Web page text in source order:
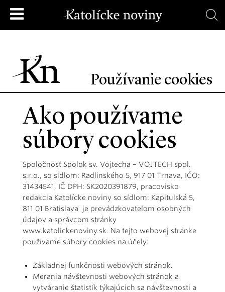
Používanie cookies
Ako používame
súbory cookies
Spoločnosť Spolok sv. Vojtecha – VOJTECH spol.
s.r.o., so sídlom: Radlinského 5, 917 01 Trnava, IČO:
31434541, IČ DPH: SK2020391879, pracovisko
redakcia Katolícke noviny so sídlom: Kapitulská 5,
811 01 Bratislava je prevádzkovateľom osobných
údajov a správcom stránky
www.katolickenoviny.sk. Na tejto webovej stránke
používame súbory cookies na účely:
Základnej funkčnosti webových stránok.
Merania návštevnosti webových stránok a
vytváranie štatistík týkajúcich sa návštevnosti a